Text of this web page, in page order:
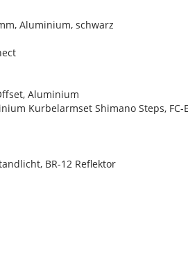
Aluminium, schwarz
Aluminium
Kurbelarmset Shimano Steps, FC-
BR-12 Reflektor